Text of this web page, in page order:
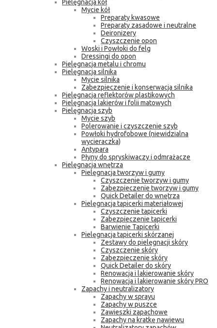
Pielęgnacja kół
Mycie kół
Preparaty kwasowe
Preparaty zasadowe i neutralne
Deironizery
Czyszczenie opon
Woski i Powłoki do felg
Dressingi do opon
Pielęgnacja metalu i chromu
Pielęgnacja silnika
Mycie silnika
Zabezpieczenie i konserwacja silnika
Pielęgnacja reflektorów plastikowych
Pielęgnacja lakierów i folii matowych
Pielęgnacja szyb
Mycie szyb
Polerowanie i czyszczenie szyb
Powłoki hydrofobowe (niewidzialna
wycieraczka)
Antypara
Płyny do spryskiwaczy i odmrażacze
Pielęgnacja wnętrza
Pielęgnacja tworzyw i gumy
Czyszczenie tworzyw i gumy
Zabezpieczenie tworzyw i gumy
Quick Detailer do wnętrza
Pielęgnacja tapicerki materiałowej
Czyszczenie tapicerki
Zabezpieczenie tapicerki
Barwienie Tapicerki
Pielęgnacja tapicerki skórzanej
Zestawy do pielęgnacji skóry
Czyszczenie skóry
Zabezpieczenie skóry
Quick Detailer do skóry
Renowacja i lakierowanie skóry
Renowacja i lakierowanie skóry PRO
Zapachy i neutralizatory
Zapachy w sprayu
Zapachy w puszce
Zawieszki zapachowe
Zapachy na kratkę nawiewu